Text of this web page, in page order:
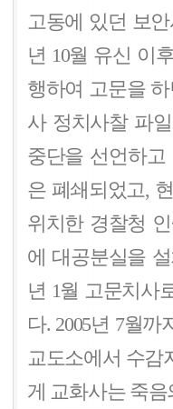
고동에 있던 보
년 10월 유신 이
행하여 고문을
사 정치사찰 파
중단을 선언하
은 폐쇄되었고,
위치한 경찰청
에 대공분실을
년 1월 고문치사
다. 2005년 7월
교도소에서 수감
게 교화사는 죽